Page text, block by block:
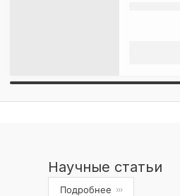
Научные статьи
Подробнее ›››